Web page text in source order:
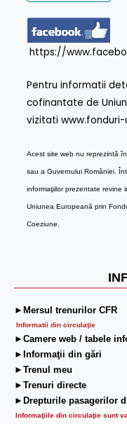
►Mersul trenurilor CFR
Informatii din circulaţie
►Camere web / tabele
►Informaţii din gări
►Trenul meu
►Trenuri directe
►Drepturile pasagerilor
Informaţiile din circulaţie sunt
https://
Pentru informatii
cofinantate de
vizitati www.fonduri-
Acest site web nu reprezintă
sau a Guvernului României.
informaţiilor prezentate revine
Uniunea Europeană prin
Coeziune.